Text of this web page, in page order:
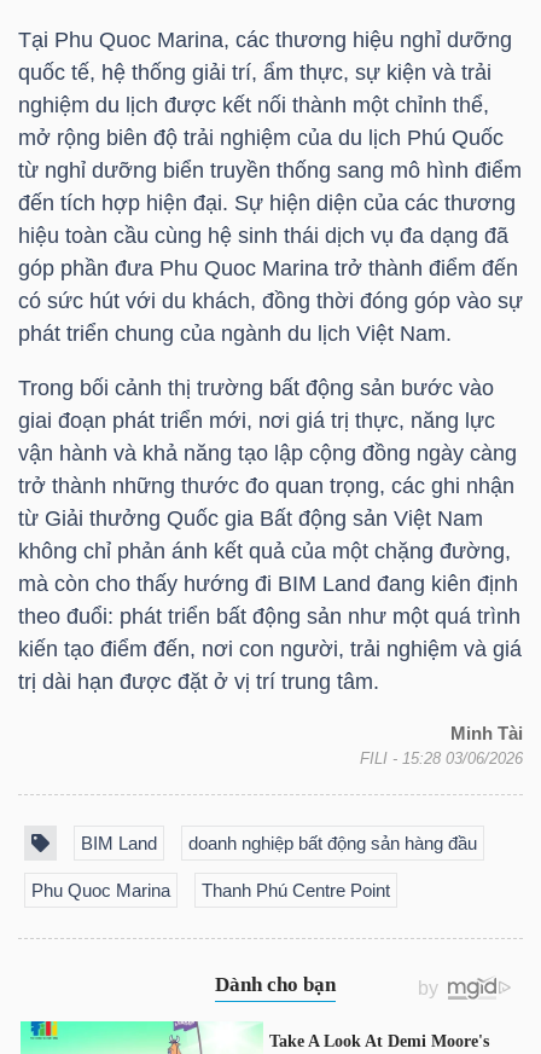
Tại Phu Quoc Marina, các thương hiệu nghỉ dưỡng
quốc tế, hệ thống giải trí, ẩm thực, sự kiện và trải
nghiệm du lịch được kết nối thành một chỉnh thể,
mở rộng biên độ trải nghiệm của du lịch Phú Quốc
từ nghỉ dưỡng biển truyền thống sang mô hình điểm
đến tích hợp hiện đại. Sự hiện diện của các thương
hiệu toàn cầu cùng hệ sinh thái dịch vụ đa dạng đã
góp phần đưa Phu Quoc Marina trở thành điểm đến
có sức hút với du khách, đồng thời đóng góp vào sự
phát triển chung của ngành du lịch Việt Nam.
Trong bối cảnh thị trường bất động sản bước vào
giai đoạn phát triển mới, nơi giá trị thực, năng lực
vận hành và khả năng tạo lập cộng đồng ngày càng
trở thành những thước đo quan trọng, các ghi nhận
từ Giải thưởng Quốc gia Bất động sản Việt Nam
không chỉ phản ánh kết quả của một chặng đường,
mà còn cho thấy hướng đi BIM Land đang kiên định
theo đuổi: phát triển bất động sản như một quá trình
kiến tạo điểm đến, nơi con người, trải nghiệm và giá
trị dài hạn được đặt ở vị trí trung tâm.
Minh Tài
FILI - 15:28 03/06/2026
BIM Land doanh nghiệp bất động sản hàng đầu
Phu Quoc Marina Thanh Phú Centre Point
Mã
chứng
khoán
Tất cả Cổ phiếu Chỉ số Chứng chỉ quỹ Chứng
Lãnh
đạo
(-)
Tất cả Người nội bộ Người liên quan Cổ đông lớn
Tin
tức
(-)
Bài
viết
của
cáo